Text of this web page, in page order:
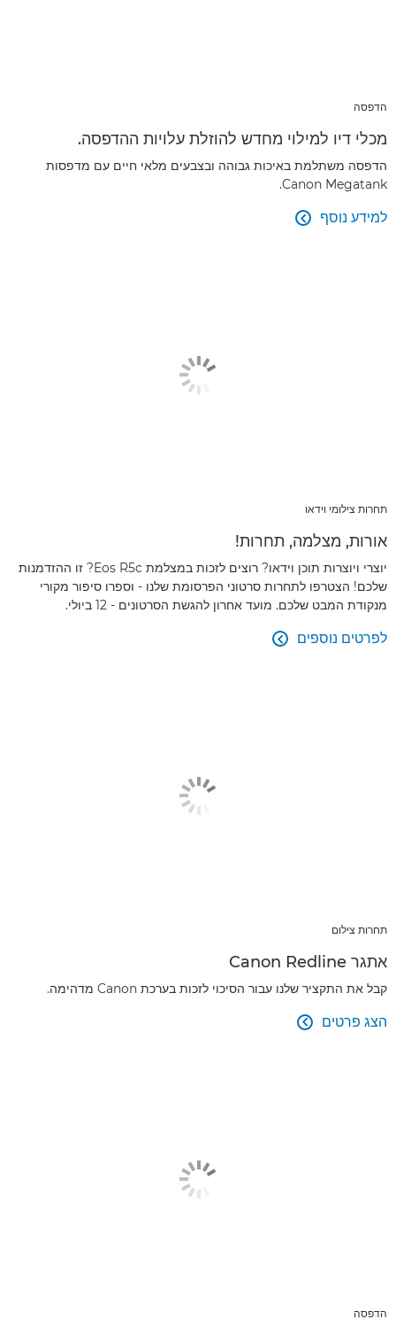
הדפסה
מכלי דיו למילוי מחדש להוזלת עלויות ההדפסה.
הדפסה משתלמת באיכות גבוהה ובצבעים מלאי חיים עם מדפסות
Canon Megatank.
למידע נוסף 
תחרות צילומי וידאו
אורות, מצלמה, תחרות!
יוצרי ויוצרות תוכן וידאו? רוצים לזכות במצלמת Eos R5c? זו ההזדמנות
שלכם! הצטרפו לתחרות סרטוני הפרסומת שלנו - וספרו סיפור מקורי
מנקודת המבט שלכם. מועד אחרון להגשת הסרטונים - 12 ביולי.
לפרטים נוספים 
תחרות צילום
אתגר Canon Redline
קבל את התקציר שלנו עבור הסיכוי לזכות בערכת Canon מדהימה.
הצג פרטים 
הדפסה